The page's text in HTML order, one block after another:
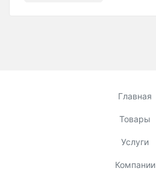
Главная
Товары
Услуги
Компании